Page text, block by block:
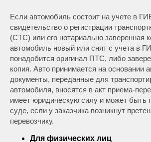
Если автомобиль состоит на учете в
свидетельство о регистрации
(СТС) или его нотариально заверенная
автомобиль новый или снят с учета в
понадобится оригинал ПТС, либо
копия. Авто принимается на основании
документы, переданные для
автомобиля, вносятся в акт приема-
имеет юридическую силу и может быть
суде, если у заказчика возникнут
перевозчику.
Для физических лиц